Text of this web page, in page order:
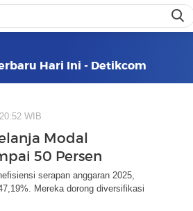
Hari Ini - Detikcom
WIB
Modal
50 Persen
serapan anggaran 2025,
Mereka dorong diversifikasi